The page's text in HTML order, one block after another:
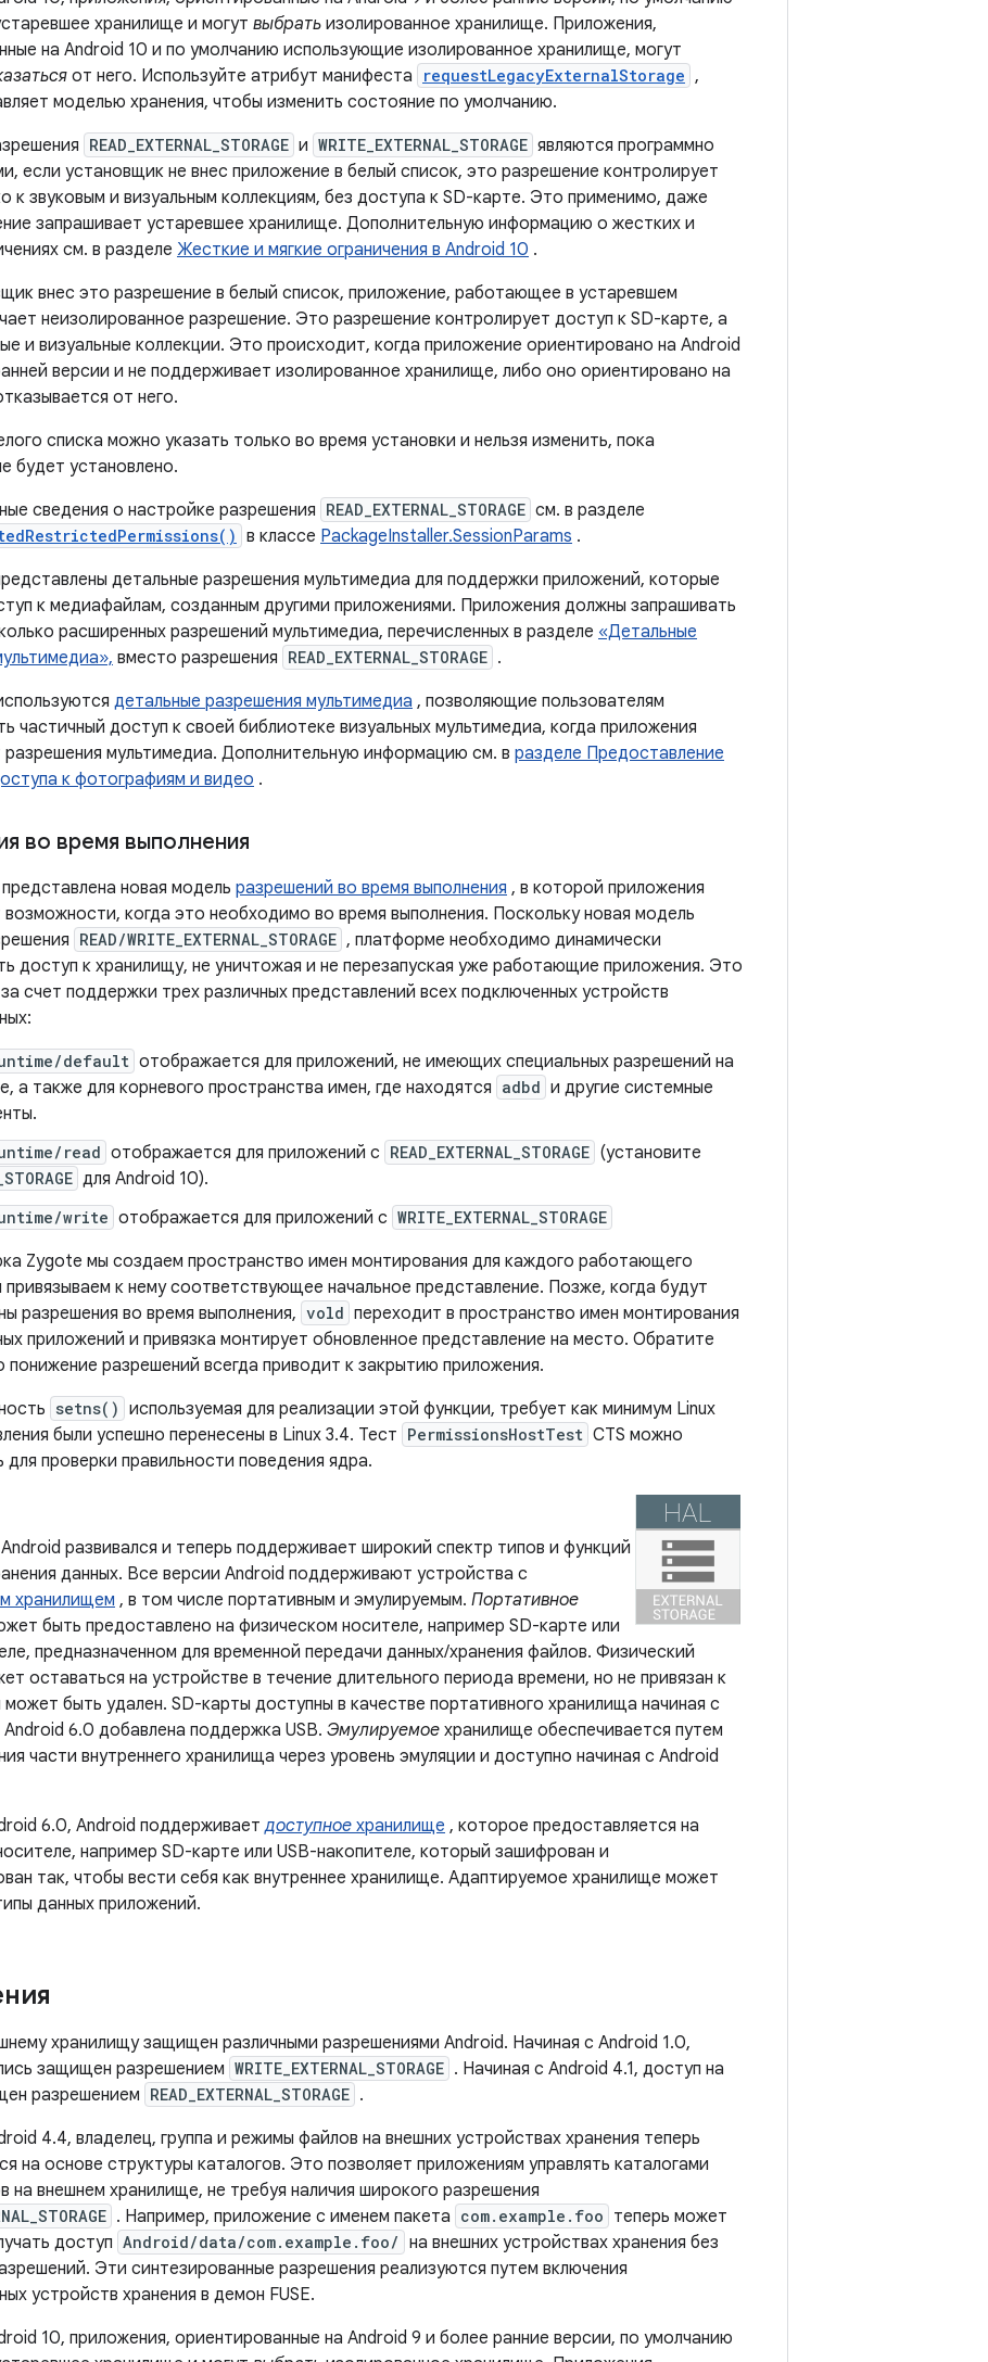
хранилище и могут выбрать изолированное хранилище. Приложения,
на Android 10 и по умолчанию использующие изолированное хранилище, могут
от него. Используйте атрибут манифеста requestLegacyExternalStorage ,
моделью хранения, чтобы изменить состояние по умолчанию.
READ_EXTERNAL_STORAGE и WRITE_EXTERNAL_STORAGE являются программно
если установщик не внес приложение в белый список, это разрешение контролирует
к звуковым и визуальным коллекциям, без доступа к SD-карте. Это применимо, даже
запрашивает устаревшее хранилище. Дополнительную информацию о жестких и
см. в разделе Жесткие и мягкие ограничения в Android 10 .
внес это разрешение в белый список, приложение, работающее в устаревшем
неизолированное разрешение. Это разрешение контролирует доступ к SD-карте, а
и визуальные коллекции. Это происходит, когда приложение ориентировано на Android
версии и не поддерживает изолированное хранилище, либо оно ориентировано на
от него.
списка можно указать только во время установки и нельзя изменить, пока
будет установлено.
сведения о настройке разрешения READ_EXTERNAL_STORAGE см. в разделе
в классе PackageInstaller.SessionParams .
детальные разрешения мультимедиа для поддержки приложений, которые
к медиафайлам, созданным другими приложениями. Приложения должны запрашивать
расширенных разрешений мультимедиа, перечисленных в разделе «Детальные
вместо разрешения READ_EXTERNAL_STORAGE .
детальные разрешения мультимедиа , позволяющие пользователям
частичный доступ к своей библиотеке визуальных мультимедиа, когда приложения
мультимедиа. Дополнительную информацию см. в разделе Предоставление
к фотографиям и видео .
во время выполнения
​​новая модель разрешений во время выполнения , в которой приложения
когда это необходимо во время выполнения. Поскольку новая модель
READ/WRITE_EXTERNAL_STORAGE , платформе необходимо динамически
доступ к хранилищу, не уничтожая и не перезапуская уже работающие приложения. Это
счет поддержки трех различных представлений всех подключенных устройств
default отображается для приложений, не имеющих специальных разрешений на
а также для корневого пространства имен, где находятся adbd и другие системные
read отображается для приложений с READ_EXTERNAL_STORAGE (установите
для Android 10).
write отображается для приложений с WRITE_EXTERNAL_STORAGE
Zygote мы создаем пространство имен монтирования для каждого работающего
привязываем к нему соответствующее начальное представление. Позже, когда будут
разрешения во время выполнения, vold переходит в пространство имен монтирования
приложений и привязка монтирует обновленное представление на место. Обратите
понижение разрешений всегда приводит к закрытию приложения.
setns() используемая для реализации этой функции, требует как минимум Linux
были успешно перенесены в Linux 3.4. Тест PermissionsHostTest CTS можно
для проверки правильности поведения ядра.
развивался и теперь поддерживает широкий спектр типов и функций
данных. Все версии Android поддерживают устройства с
хранилищем , в том числе портативным и эмулируемым. Портативное
быть предоставлено на физическом носителе, например SD-карте или
предназначенном для временной передачи данных/хранения файлов. Физический
оставаться на устройстве в течение длительного периода времени, но не привязан к
быть удален. SD-карты доступны в качестве портативного хранилища начиная с
6.0 добавлена ​​поддержка USB. Эмулируемое хранилище обеспечивается путем
части внутреннего хранилища через уровень эмуляции и доступно начиная с Android
6.0, Android поддерживаетдоступное хранилище , которое предоставляется на
например SD-карте или USB-накопителе, который зашифрован и
так, чтобы вести себя как внутреннее хранилище. Адаптируемое хранилище может
данных приложений.
хранилищу защищен различными разрешениями Android. Начиная с Android 1.0,
защищен разрешением WRITE_EXTERNAL_STORAGE . Начиная с Android 4.1, доступ на
разрешением READ_EXTERNAL_STORAGE .
4.4, владелец, группа и режимы файлов на внешних устройствах хранения теперь
на основе структуры каталогов. Это позволяет приложениям управлять каталогами
на внешнем хранилище, не требуя наличия широкого разрешения
. Например, приложение с именем пакета com.example.foo теперь может
доступ Android/data/com.example.foo/ на внешних устройствах хранения без
Эти синтезированные разрешения реализуются путем включения
устройств хранения в демон FUSE.
10, приложения, ориентированные на Android 9 и более ранние версии, по умолчанию